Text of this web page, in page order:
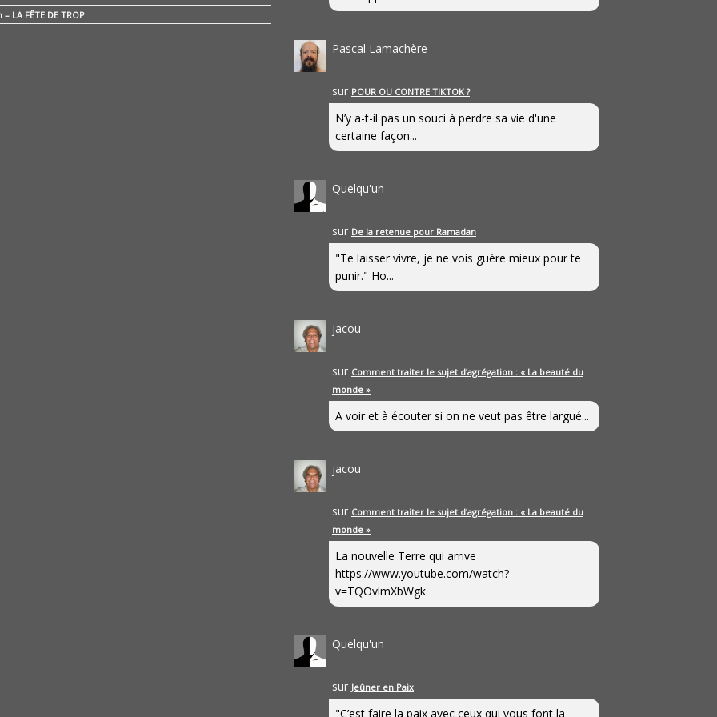
LA FÊTE DE TROP
Pascal Lamachère
sur POUR OU CONTRE TIKTOK ?
N’y a-t-il pas un souci à perdre sa vie d'une
certaine façon...
Quelqu'un
sur De la retenue pour Ramadan
"Te laisser vivre, je ne vois guère mieux pour te
punir." Ho...
jacou
sur Comment traiter le sujet d’agrégation : « La beauté du
monde »
A voir et à écouter si on ne veut pas être largué...
jacou
sur Comment traiter le sujet d’agrégation : « La beauté du
monde »
La nouvelle Terre qui arrive
https://www.youtube.com/watch?
v=TQOvlmXbWgk
Quelqu'un
sur Jeûner en Paix
"C’est faire la paix avec ceux qui vous font la